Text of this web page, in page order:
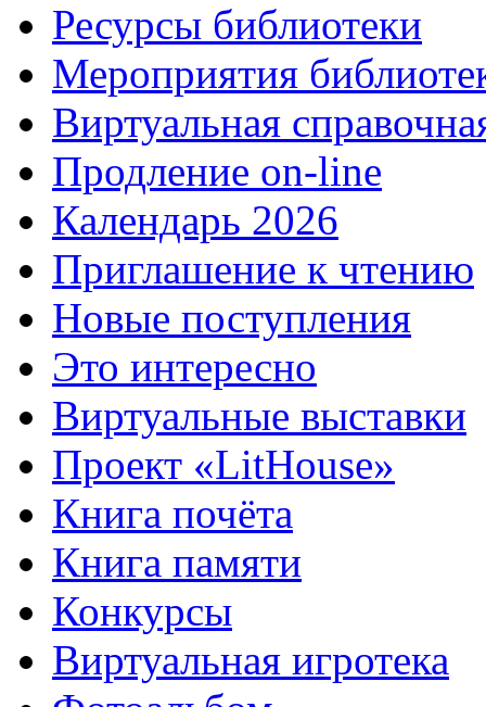
Ресурсы библиотеки
Мероприятия
Виртуальная
Продление on-line
Календарь 2026
Приглашение к чтению
Новые поступления
Это интересно
Виртуальные выставки
Проект «LitHouse»
Книга почёта
Книга памяти
Конкурсы
Виртуальная игротека